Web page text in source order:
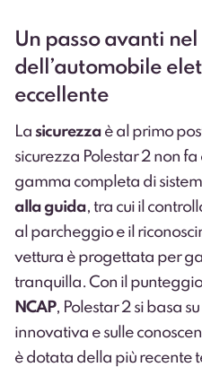
Un passo avanti
dell’automobile
eccellente
La sicurezza è al primo
sicurezza Polestar 2 non
gamma completa di
alla guida, tra cui il
al parcheggio e il
vettura è progettata per
tranquilla. Con il
NCAP, Polestar 2 si basa
innovativa e sulle
è dotata della più recente